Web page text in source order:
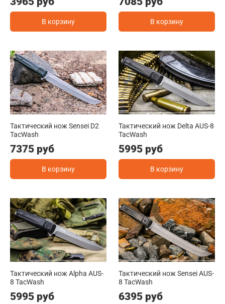
В корзину В корзину
Тактический нож Sensei D2
TacWash
7375 руб
В корзину
Тактический нож Delta AUS-8
TacWash
5995 руб
В корзину
Тактический нож Alpha AUS-
8 TacWash
5995 руб
Тактический нож Sensei AUS-
8 TacWash
6395 руб